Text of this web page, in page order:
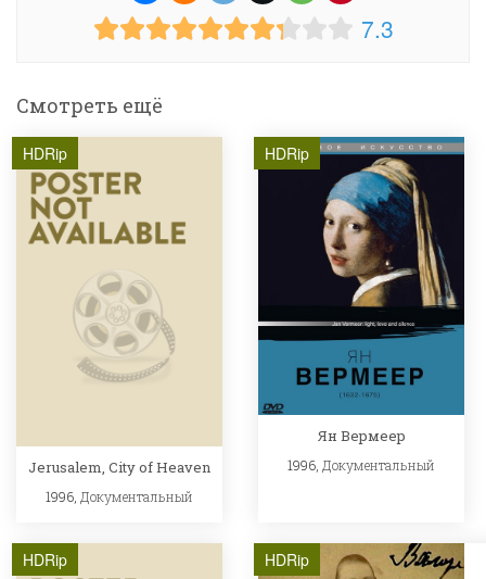
7.3
Смотреть ещё
HDRip
Jerusalem, City of Heaven
1996, Документальный
HDRip
Ян Вермеер
1996, Документальный
HDRip HDRip